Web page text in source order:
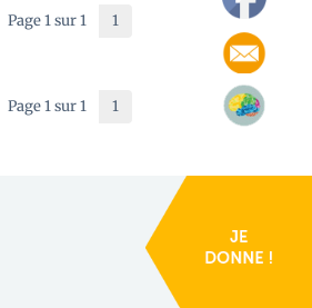
Page 1 sur 1 1
Page 1 sur 1 1